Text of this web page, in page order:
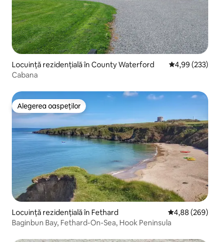
Locuință rezidențială în County Waterford Scor mediu de
4,99 (233)
Cabana
Alegerea oaspeților
Alegerea oaspeților
Locuință rezidențială în Fethard Scor mediu de
4,88 (269)
Baginbun Bay, Fethard-On-Sea, Hook Peninsula